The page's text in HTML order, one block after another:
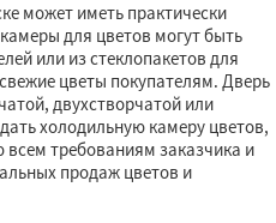
может иметь практически
для цветов могут быть
или из стеклопакетов для
цветы покупателям. Дверь
двухстворчатой или
холодильную камеру цветов,
требованиям заказчика и
продаж цветов и